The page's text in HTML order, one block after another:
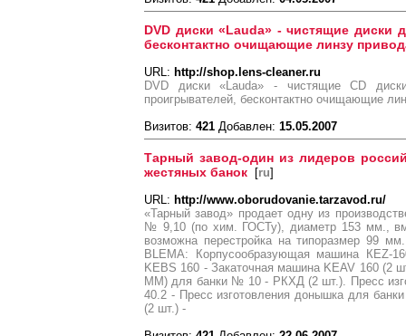
DVD диски «Lauda» - чистящие диски
бесконтактно очищающие линзу
URL: http://shop.lens-cleaner.ru
DVD диски «Lauda» - чистящие CD
проигрывателей, бесконтактно очищающие
Визитов: 421 Добавлен: 15.05.2007
Тарный завод-один из лидеров
жестяных банок [ru]
URL: http://www.oborudovanie.tarzavod.ru/
«Тарный завод» продает одну из
№ 9,10 (по хим. ГОСТу), диаметр 153 мм.,
возможна перестройка на типоразмер 99
BLEMA: Корпусообразующая машина КЕZ-
KEBS 160 - Закаточная машина KEAV 160 (2
ММ) для банки № 10 - PКХД (2 шт.). Пресс
40.2 - Пресс изготовления донышка для
(2 шт.) -